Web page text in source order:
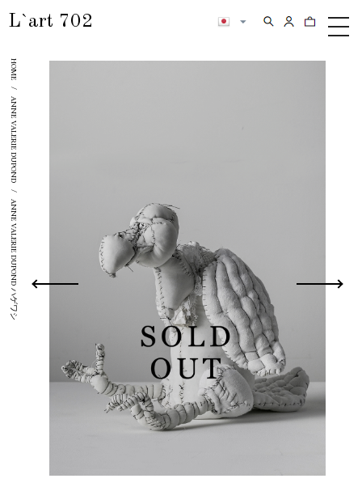
L`art 702
メ
検索 カートの内
HOME
/
ANNE VALERIE DUPOND
/
ANNE VALERIE DUPOND ハゲワシ